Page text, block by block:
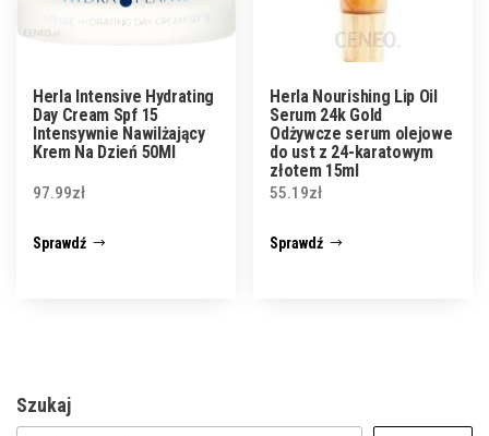
Herla Intensive Hydrating
Day Cream Spf 15
Intensywnie Nawilżający
Krem Na Dzień 50Ml
97.99zł
Sprawdź
Herla Nourishing Lip Oil
Serum 24k Gold
Odżywcze serum olejowe
do ust z 24-karatowym
złotem 15ml
55.19zł
Sprawdź
Szukaj